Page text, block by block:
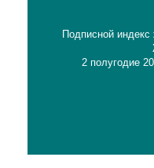
Подписной индекс
2 полугодие